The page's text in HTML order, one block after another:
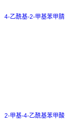
4-乙酰基-2-甲基苯甲腈
2-甲基-4-乙酰基苯甲酸